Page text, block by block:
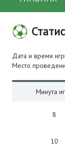
Дата и время
Место
Минута
8
10